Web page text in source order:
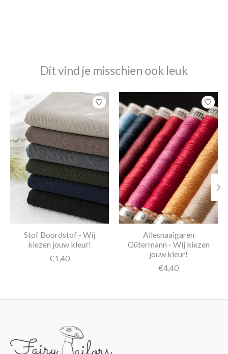
Dit vind je misschien ook leuk
Items van productcarrousel
Stof Boordstof - Wij
kiezen jouw kleur!
€1,40
Allesnaaigaren
Gütermann - Wij kiezen
jouw kleur!
€4,40